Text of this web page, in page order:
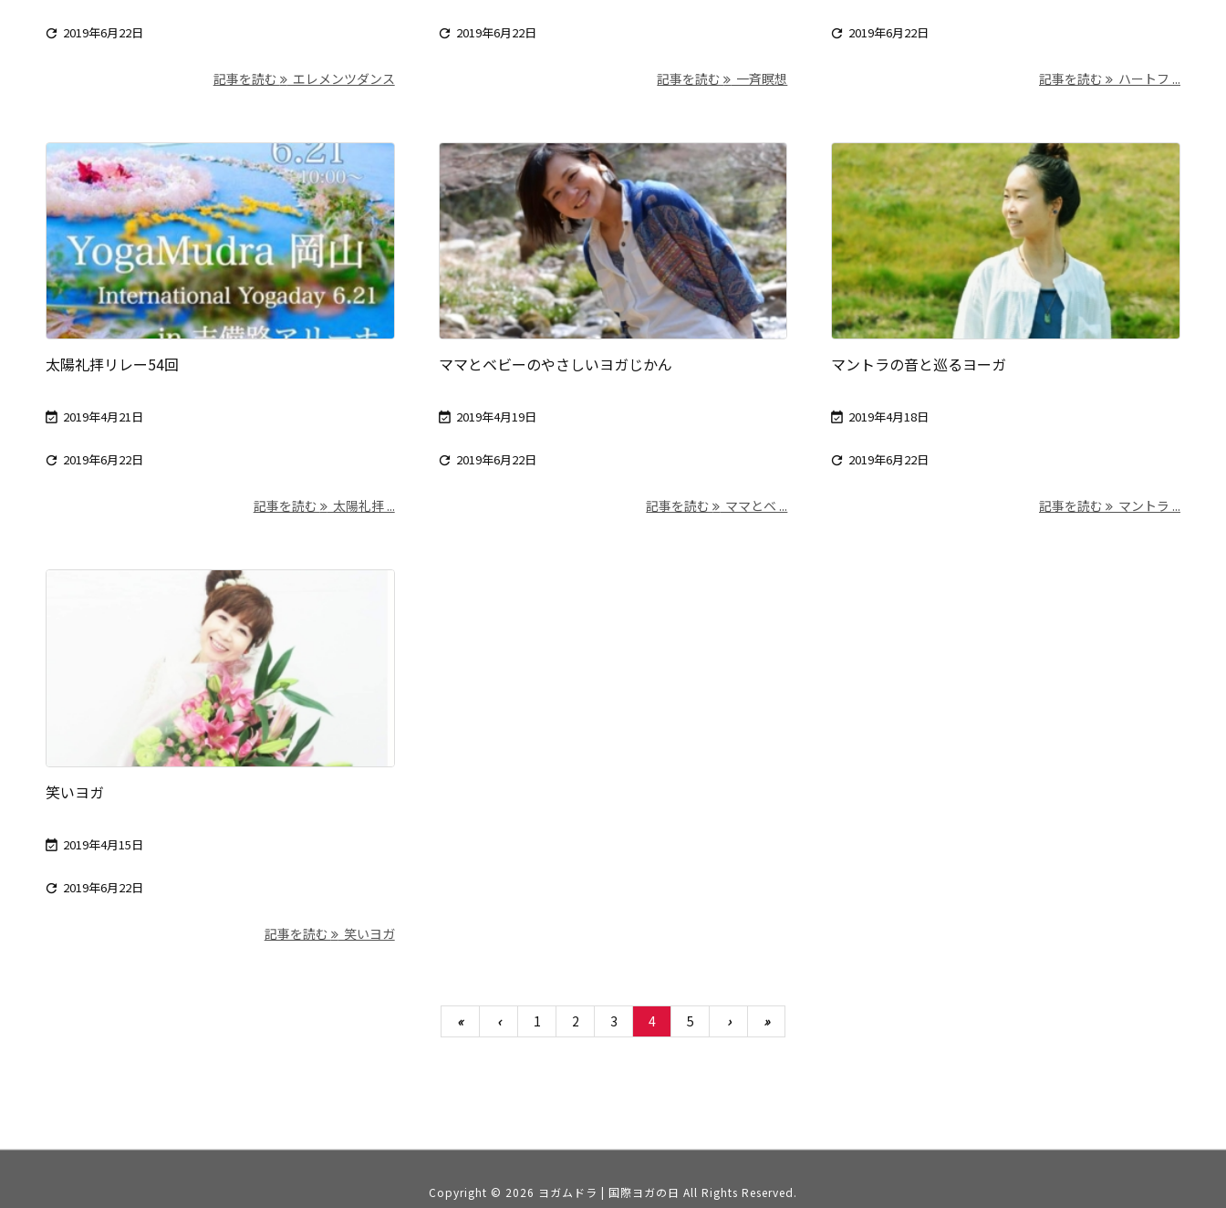
 2019年6月22日
記事を読む エレメンツダンス
 2019年6月22日
記事を読む 一斉瞑想
 2019年6月22日
記事を読む ハートフ ...
太陽礼拝リレー54回
 2019年4月21日
 2019年6月22日
記事を読む 太陽礼拝 ...
ママとベビーのやさしいヨガじかん
 2019年4月19日
 2019年6月22日
記事を読む ママとベ ...
マントラの音と巡るヨーガ
 2019年4月18日
 2019年6月22日
記事を読む マントラ ...
笑いヨガ
 2019年4月15日
 2019年6月22日
記事を読む 笑いヨガ
« ‹ 1 2 3 4 5 › »
Copyright © 2026 ヨガムドラ | 国際ヨガの日 All Rights Reserved.